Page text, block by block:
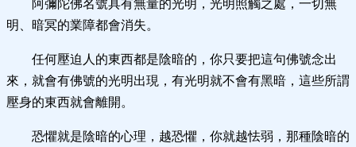
阿彌陀佛名號具有無量的光明，光明照觸之處，一切無
明、暗冥的業障都會消失。
任何壓迫人的東西都是陰暗的，你只要把這句佛號念出
來，就會有佛號的光明出現，有光明就不會有黑暗，這些所謂
壓身的東西就會離開。
恐懼就是陰暗的心理，越恐懼，你就越怯弱，那種陰暗的